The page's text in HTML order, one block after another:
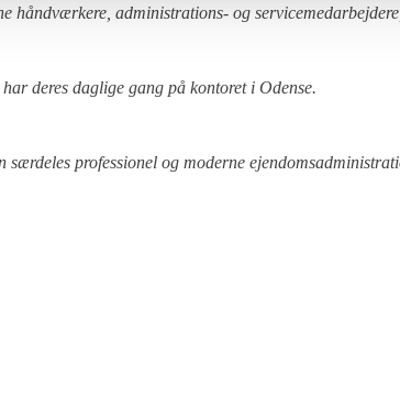
håndværkere, administrations- og
deres daglige gang på kontoret i Odense.
professionel og moderne